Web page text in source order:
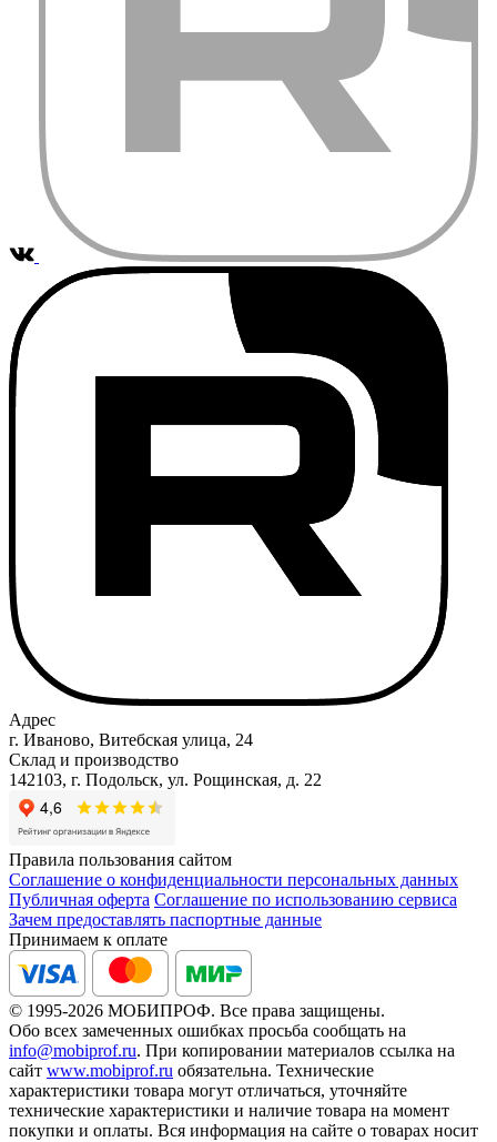
Адрес
г. Иваново, Витебская улица, 24
Склад и производство
142103, г. Подольск, ул. Рощинская, д. 22
Правила пользования сайтом
Соглашение о конфиденциальности персональных данных
Публичная оферта Соглашение по использованию сервиса
Зачем предоставлять паспортные данные
Принимаем к оплате
© 1995-2026 МОБИПРОФ. Все права защищены.
Обо всех замеченных ошибках просьба сообщать на
info@mobiprof.ru. При копировании материалов ссылка на
сайт www.mobiprof.ru обязательна. Технические
характеристики товара могут отличаться, уточняйте
технические характеристики и наличие товара на момент
покупки и оплаты. Вся информация на сайте о товарах носит